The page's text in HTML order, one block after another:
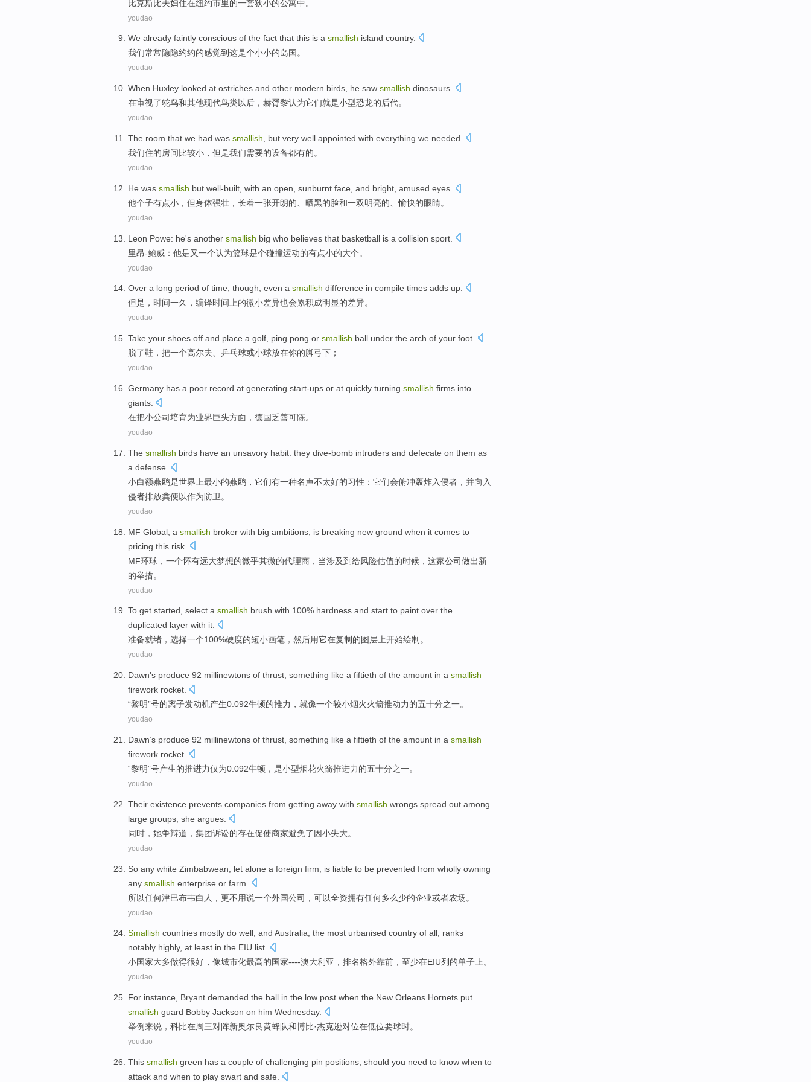
比克斯比夫妇住在纽约市里的一套狭小的公寓中 。
youdao
We already faintly conscious of the fact that this is a smallish island country.
我们常常隐隐约约的感觉到这是个小小的岛国。
youdao
When Huxley looked at ostriches and other modern birds , he saw smallish dinosaurs
在审视了鸵鸟和其他现代鸟类以后，赫胥黎认为它们就是小型恐龙的后代。
youdao
The room that we had was smallish but very well appointed with everything we needed
我们住的房间比较小， 但是我们需要的设备都有的。
youdao
He was smallish but well-built , with an open, sunburnt face, and bright amused eyes
他个子有点小， 但身体强壮 ，长着一张开朗的、 晒黑的脸和一双明亮的、愉快的眼睛。
youdao
Leon Powe: he's another smallish big who believes that basketball is a collision sport
里昂-鲍威 ： 他是又一个认为篮球是个碰撞运动的有点小的大个。
youdao
Over a long period of time, though, even a smallish difference in compile times adds up.
但是 ， 时间一久 ， 编译时间上的微小差异也会累积成明显的差异。
youdao
Take your shoes off and place a golf ping pong or smallish ball under the arch of your foot
脱了鞋 ， 把一个高尔夫 乒乓球或小球放在你的脚弓下 ；
youdao
Germany has a poor record at generating start-ups or at quickly turning smallish firms into
giants
在把小公司培育为业界巨头方面， 德国乏善可陈。
youdao
The smallish birds have an unsavory habit: they dive-bomb intruders and defecate on them as
a defense
小白额燕鸥是世界 上最小的燕鸥， 它们有一种名声不太好的习性 ：它们会俯冲轰炸入侵者 ，并向入
侵者排放粪便以作为防卫。
youdao
MF Global, a smallish broker with big ambitions , is breaking new ground when it comes to
pricing this risk
MF环球， 一个怀有远大梦想的微乎其微的代理商， 当涉及到给风险估值的时候，这家公司做出新
的举措。
youdao
To get started, select a smallish brush with 100% hardness and start to paint over the
duplicated layer with it.
准备就绪， 选择一个100%硬度的短小画笔 ， 然后用它在复制的图层上开始绘制 。
youdao
Dawn's produce 92 millinewtons of thrust something like a fiftieth of the amount in a smallish
firework rocket
“黎明”号的离子发动机产生0.092牛顿的推力 ， 就像一个较小烟火火箭推动力的五十分之一。
youdao
Dawn’s produce 92 millinewtons of thrust , something like a fiftieth of the amount in a smallish
firework rocket
“黎明”号产生的推进力仅为0.092牛顿，是小型烟花火箭推进力的五十分之一。
youdao
Their existence prevents companies from getting away with smallish wrongs spread out among
large groups she argues
同时， 她争辩道， 集团诉讼的存在促使商家避免了因小失大。
youdao
So any white Zimbabwean let alone a foreign firm , is liable to be prevented from wholly owning
any smallish enterprise or farm
所以任何津巴布韦白人 ，更不用说一个外国公司 ， 可以全资拥有任何多么少的企业或者农场。
youdao
Smallish countries mostly do well, and Australia, the most urbanised country of all, ranks
notably highly, at least in the EIU list.
小国家大多做得很好 ，像城市化最高的国家----澳大利亚 ， 排名格外靠前， 至少在EIU列的单子上。
youdao
For instance Bryant demanded the ball in the low post when the New Orleans Hornets put
smallish guard Bobby Jackson on him Wednesday.
举例来说， 科比在周三对阵新奥尔良黄蜂队和博比·杰克逊对位在低位要球时。
youdao
This smallish green has a couple of challenging pin positions should you need to know when to
attack and when to play swart and safe